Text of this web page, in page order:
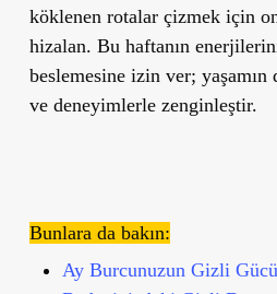
köklenen rotalar çizmek için
hizalan. Bu haftanın
beslemesine izin ver;
ve deneyimlerle zenginleştir.
Bunlara da bakın:
Ay Burcunuzun Gizli Gücü